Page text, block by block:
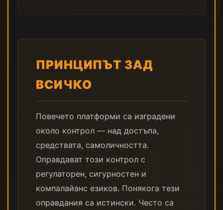
ПРИНЦИПЪТ ЗАД
ВСИЧКО
Повечето платформи са изградени
около контрол — над достъпа,
средствата, самоличността.
Оправдават този контрол с
регулаторен, сигурностен и
компалайанс езиков. Понякога тези
оправдания са истински. Често са